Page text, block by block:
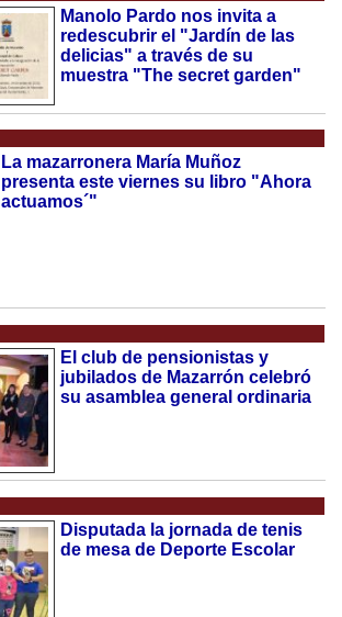
Manolo Pardo nos invita a
redescubrir el "Jardín de las
delicias" a través de su
muestra "The secret garden"
La mazarronera María Muñoz
presenta este viernes su libro "Ahora
actuamos´"
El club de pensionistas y
jubilados de Mazarrón celebró
su asamblea general ordinaria
Disputada la jornada de tenis
de mesa de Deporte Escolar